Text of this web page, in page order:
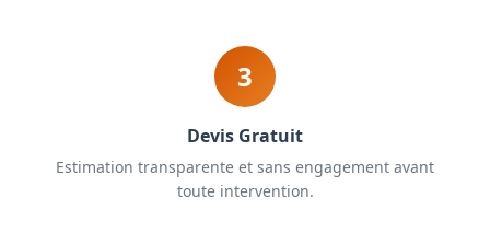
3
Devis Gratuit
Estimation transparente et sans engagement avant
toute intervention.